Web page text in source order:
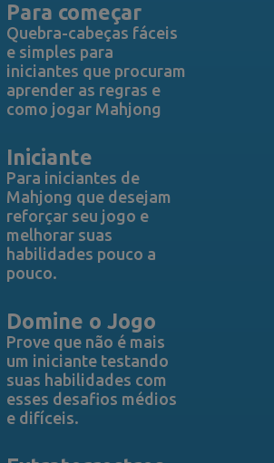
Para começar
Quebra-cabeças fáceis
e simples para
iniciantes que procuram
aprender as regras e
como jogar Mahjong
Iniciante
Para iniciantes de
Mahjong que desejam
reforçar seu jogo e
melhorar suas
habilidades pouco a
pouco.
Domine o Jogo
Prove que não é mais
um iniciante testando
suas habilidades com
esses desafios médios
e difíceis.